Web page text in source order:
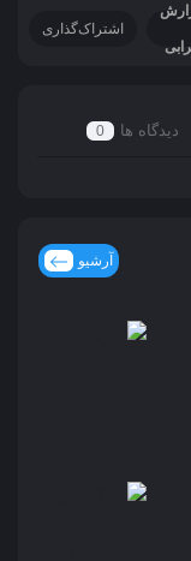
اشتراک‌گذاری
دیدگاه ها 0
آرشیو